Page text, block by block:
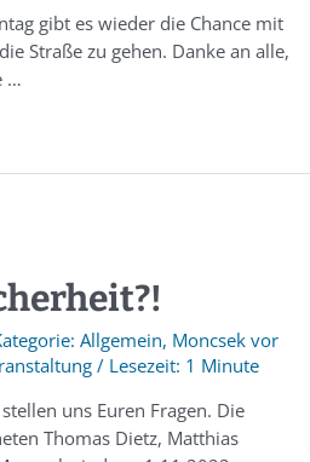
gibt es wieder die Chance mit
Straße zu gehen. Danke an alle,
…
Allgemein, Moncsek vor
/
1 Minute
uns Euren Fragen. Die
Thomas Dietz, Matthias